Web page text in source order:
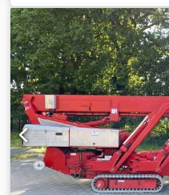
送長さ:6,400 mm, 輸送幅:
燃料の種類:ハイブリッド,